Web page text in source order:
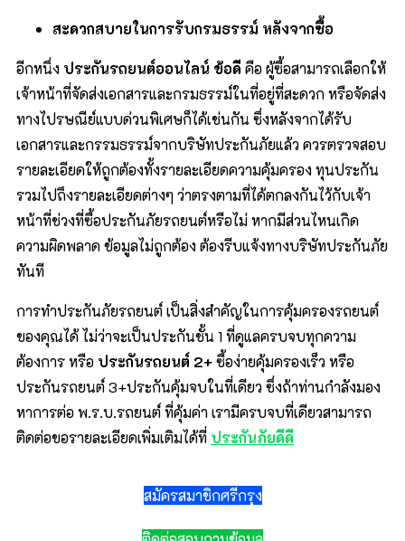
สะดวกสบายในการรับกรมธรรม์ หลังจากซื้อ
อีกหนึ่ง ประกันรถยนต์ออนไลน์ ข้อดี คือ ผู้ซื้อสามารถเลือกให้
เจ้าหน้าที่จัดส่งเอกสารและกรมธรรม์ในที่อยู่ที่สะดวก หรือจัดส่ง
ทางไปรษณีย์แบบด่วนพิเศษก็ได้เช่นกัน ซึ่งหลังจากได้รับ
เอกสารและกรรมธรรม์จากบริษัทประกันภัยแล้ว ควรตรวจสอบ
รายละเอียดให้ถูกต้องทั้งรายละเอียดความคุ้มครอง ทุนประกัน
รวมไปถึงรายละเอียดต่างๆ ว่าตรงตามที่ได้ตกลงกันไว้กับเจ้า
หน้าที่ช่วงที่ซื้อประกันภัยรถยนต์หรือไม่ หากมีส่วนไหนเกิด
ความผิดพลาด ข้อมูลไม่ถูกต้อง ต้องรีบแจ้งทางบริษัทประกันภัย
ทันที
การทำประกันภัยรถยนต์ เป็นสิ่งสำคัญในการคุ้มครองรถยนต์
ของคุณได้ ไม่ว่าจะเป็นประกันชั้น 1 ที่ดูแลครบจบทุกความ
ต้องการ หรือ ประกันรถยนต์ 2+ซื้อง่ายคุ้มครองเร็ว หรือ
ประกันรถยนต์ 3+ประกันคุ้มจบในที่เดียว ซึ่งถ้าท่านกำลังมอง
หาการต่อ พ.ร.บ.รถยนต์ ที่คุ้มค่า เรามีครบจบที่เดียวสามารถ
ติดต่อขอรายละเอียดเพิ่มเติมได้ที่ ประกันภัยดีดี
สมัครสมาชิกศรีกรุง